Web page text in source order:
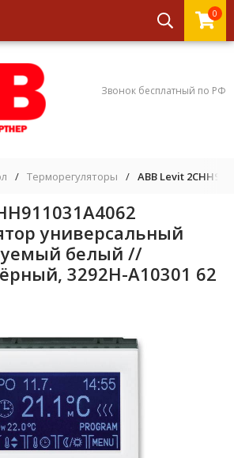
0
Звонок бесплатный по РФ
/ Терморегуляторы / ABB Levit
универсальный
белый //
3292H-A10301 62